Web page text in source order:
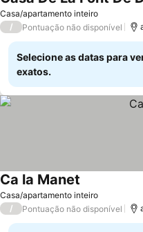
Casa/apartamento inteiro
/ Pontuação não disponível
Selecione as datas para
exatos.
Casa/apartamento inteiro
Ca la Manet
/ Pontuação não disponível